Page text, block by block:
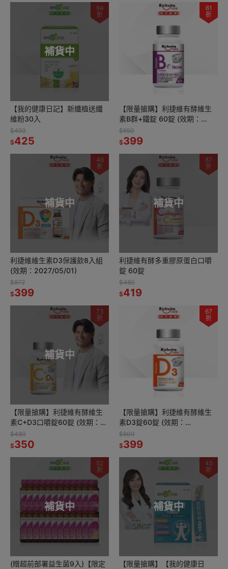
補貨中
94
折
【我的健康日記】新纖植送纖
維粉30入
$450
$425
61
折
【限量搶購】利捷維有酵維生
素B群+鐵錠 60錠 (效期：
2027/02/01)
$650
$399
補貨中
46
折
利捷維維生素D3保護飲8入組
(效期：2027/05/01)
$872
$399
補貨中
87
折
利捷維有酵多重膠原蛋白口嚼
錠 60錠
$480
$419
補貨中
73
折
【限量搶購】利捷維有酵維生
素C+D3口嚼錠60錠 (效期：
2026/06/01)
$480
$350
67
折
【限量搶購】利捷維有酵維生
素D3錠60錠 (效期：
2027/01/01)
$600
$399
補貨中
52
折
(贈超前部署益生菌9入)【限定
補貨中
45
折
【限量搶購】【我的健康日